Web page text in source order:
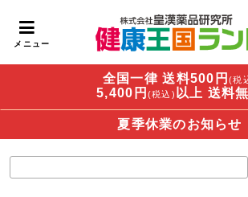
全国一律 送料500円 (税
5,400円 (税込) 以上 送料
夏季休業のお知らせ